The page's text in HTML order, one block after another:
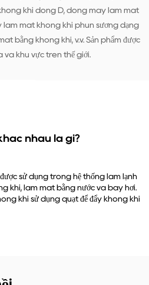
khí dòng D, dòng máy làm mát
làm mát không khí phun sương dạng
bằng không khí, v.v. Sản phẩm được
và khu vực trên thế giới.
thống làm lạnh
và bay hơi.
đẩy không khí
Chức năng
2026-07-17
Công việc cốt lõi
suất cao, nóng từ